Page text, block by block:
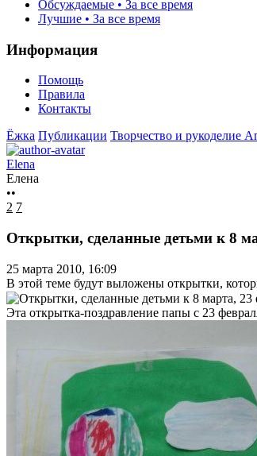
Обсуждаемые • За все время
Лучшие • За все время
Информация
Помощь
Правила
Контакты
Ёжка Публикации Творчество и рукоделие
Elena
Елена
••
2 7
Открытки, сделанные детьми к 8
25 марта 2010, 16:09
В этой теме будут выложены открытки,
Эта открытка-поздравление папы с 23